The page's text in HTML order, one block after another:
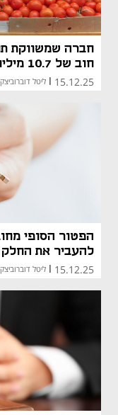
חברה שמשווקת
חוב של 10.7 מיליון
15.12.25 ליטל
הפטור הסופי
להעביר את החלק
15.12.25
| ליטל